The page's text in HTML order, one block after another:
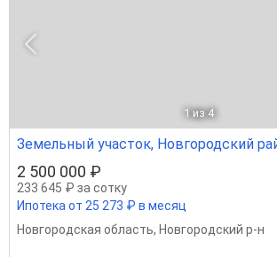
1 из 4
Земельный участок, Новгородский
2 500 000 ₽
233 645 ₽ за сотку
Ипотека от 25 273 ₽ в месяц
Новгородская область, Новгородский р-н